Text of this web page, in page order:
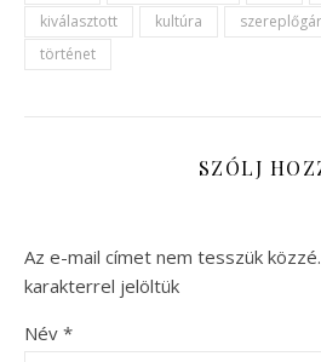
kiválasztott
kultúra
történet
SZÓLJ
Az e-mail címet nem tesszük közzé.
karakterrel jelöltük
Név *